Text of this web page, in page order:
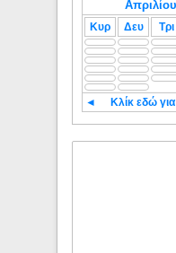
Κυρ Δευ Τρι
◄ Κλίκ εδώ